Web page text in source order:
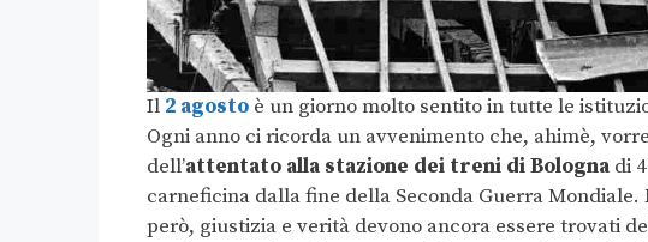
Il 2 agosto è un giorno molto sentito in tutte le
Ogni anno ci ricorda un avvenimento che, ahimè,
dell’attentato alla stazione dei treni di Bologna di
carneficina dalla fine della Seconda Guerra
però, giustizia e verità devono ancora essere trovati